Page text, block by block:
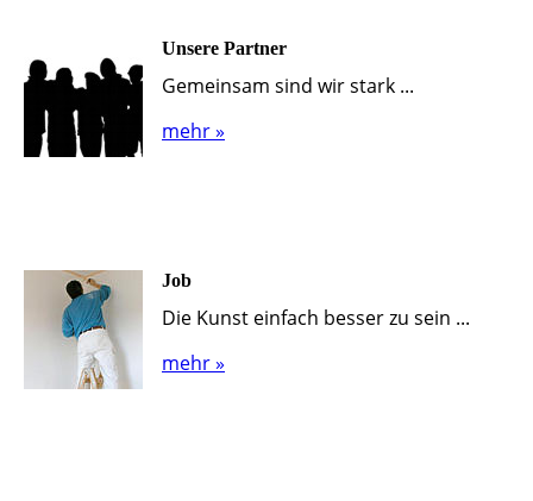
Unsere Partner
Gemeinsam sind wir stark ...
mehr »
Job
Die Kunst einfach besser zu sein ...
mehr »